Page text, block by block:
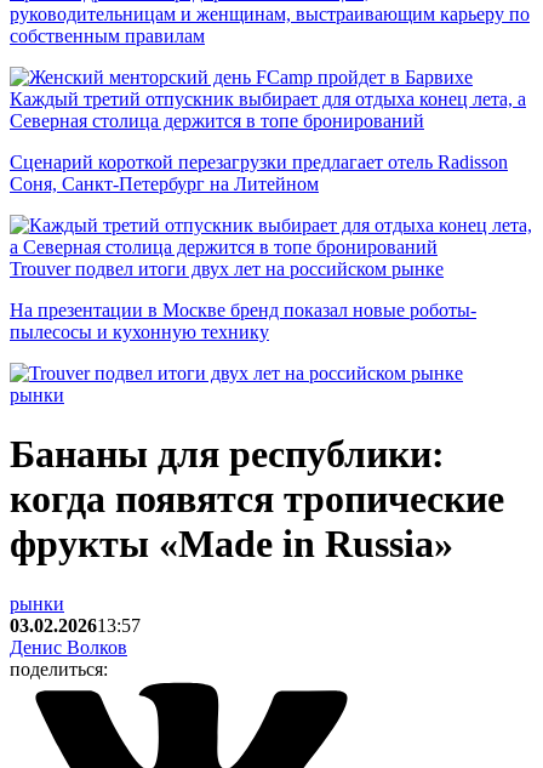
руководительницам и женщинам, выстраивающим карьеру по
собственным правилам
Каждый третий отпускник выбирает для отдыха конец лета, а
Северная столица держится в топе бронирований
Сценарий короткой перезагрузки предлагает отель Radisson
Соня, Санкт-Петербург на Литейном
Trouver подвел итоги двух лет на российском рынке
На презентации в Москве бренд показал новые роботы-
пылесосы и кухонную технику
рынки
Бананы для республики:
когда появятся тропические
фрукты «Made in Russia»
рынки
03.02.202613:57
Денис Волков
поделиться: